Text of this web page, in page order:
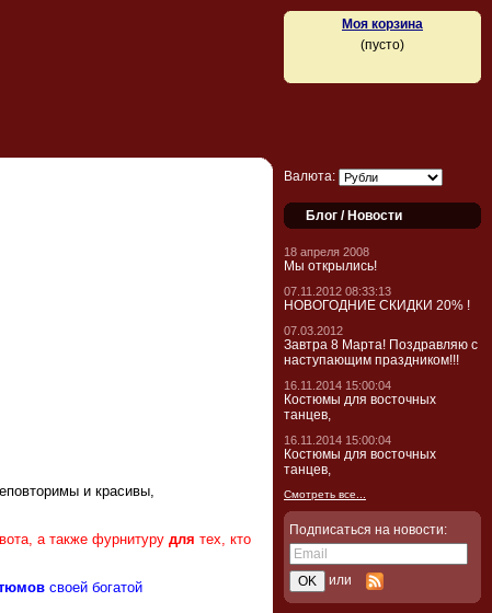
Моя корзина
(пусто)
и красивы,
а также фурнитуру для тех, кто
своей богатой
Валюта:
Блог / Новости
18 апреля 2008
Мы открылись!
07.11.2012 08:33:13
НОВОГОДНИЕ СКИДКИ 20% !
07.03.2012
Завтра 8 Марта! Поздравляю с
наступающим праздником!!!
16.11.2014 15:00:04
Костюмы для восточных
танцев,
16.11.2014 15:00:04
Костюмы для восточных
танцев,
Смотреть все...
Подписаться на новости:
или